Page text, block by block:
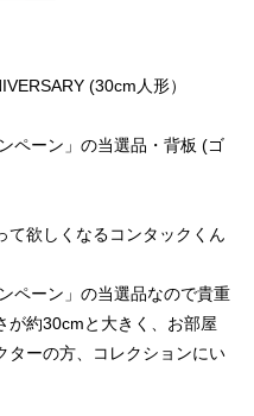
(30cm人形）
ペーン」の当選品・背板 (ゴ
て欲しくなるコンタックくん
ペーン」の当選品なので貴重
が約30cmと大きく、お部屋
ターの方、コレクションにい